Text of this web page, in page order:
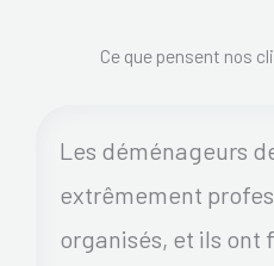
Ce que pensent nos
Les déménageurs
extrêmement
organisés, et ils ont